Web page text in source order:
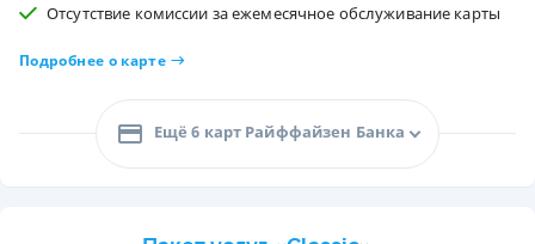
Отсутствие комиссии за ежемесячное обслуживание карты
Подробнее о карте
Ещё 6 карт Райффайзен Банка